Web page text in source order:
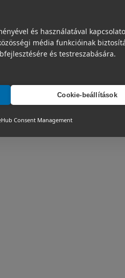
és használatával
média funkcióinak
és testreszabására.
Cookie-beállítások
Consent Management